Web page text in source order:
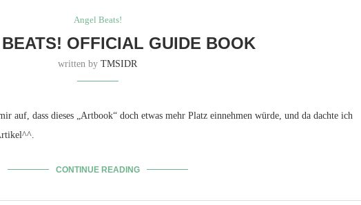
Angel Beats!
OFFICIAL GUIDE BOOK
written byTMSIDR
auf, dass dieses „Artbook“ doch etwas mehr Platz einnehmen würde, und da dachte ich
CONTINUE READING